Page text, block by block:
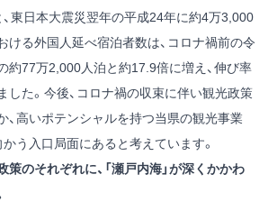
、東日本大震災翌年の平成24年に約4万3,000
ける外国人延べ宿泊者数は、コロナ禍前の令
約77万2,000人泊と約17.9倍に増え、伸び率
した。今後、コロナ禍の収束に伴い観光政策
、高いポテンシャルを持つ当県の観光事業
かう入口局面にあると考えています。
のそれぞれに、「瀬戸内海」が深くかかわ